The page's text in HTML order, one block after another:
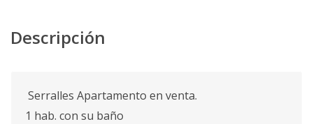
Descripción
Serralles Apartamento en venta.
1 hab. con su baño